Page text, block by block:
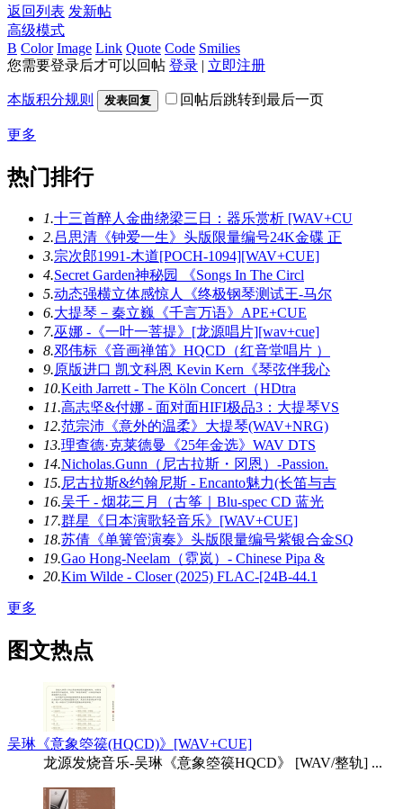
返回列表 发新帖
高级模式
B Color Image Link Quote Code Smilies
您需要登录后才可以回帖 登录 | 立即注册
本版积分规则 发表回复 回帖后跳转到最后一页
更多
热门排行
1.十三首醉人金曲绕梁三日：器乐赏析 [WAV+CU
2.吕思清《钟爱一生》头版限量编号24K金碟 正
3.宗次郎1991-木道[POCH-1094][WAV+CUE]
4.Secret Garden神秘园 《Songs In The Circl
5.动态强横立体感惊人《终极钢琴测试王-马尔
6.大提琴－秦立巍《千言万语》APE+CUE
7.巫娜 -《一叶一菩提》[龙源唱片][wav+cue]
8.邓伟标《音画禅笛》HQCD（红音堂唱片 ）
9.原版进口 凯文科恩 Kevin Kern《琴弦伴我心
10.Keith Jarrett - The Köln Concert（HDtra
11.高志坚&付娜 - 面对面HIFI极品3：大提琴VS
12.范宗沛《意外的温柔》大提琴(WAV+NRG)
13.理查德·克莱德曼《25年金选》WAV DTS
14.Nicholas.Gunn（尼古拉斯・冈恩）-Passion.
15.尼古拉斯&约翰尼斯 - Encanto魅力(长笛与吉
16.吴千 - 烟花三月（古筝｜Blu-spec CD 蓝光
17.群星《日本演歌轻音乐》[WAV+CUE]
18.苏倩《单簧管演奏》头版限量编号紫银合金SQ
19.Gao Hong-Neelam（霓岚）- Chinese Pipa &
20.Kim Wilde - Closer (2025) FLAC-[24B-44.1
更多
图文热点
吴琳《意象箜篌(HQCD)》[WAV+CUE]
龙源发烧音乐-吴琳《意象箜篌HQCD》 [WAV/整轨] ...